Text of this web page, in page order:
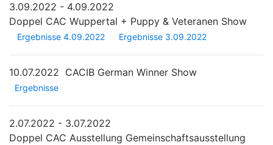
3.09.2022 - 4.09.2022
Doppel CAC Wuppertal + Puppy & Veteranen Show
Ergebnisse 4.09.2022 Ergebnisse 3.09.2022
10.07.2022 CACIB German Winner Show
Ergebnisse
2.07.2022 - 3.07.2022
Doppel CAC Ausstellung Gemeinschaftsausstellung